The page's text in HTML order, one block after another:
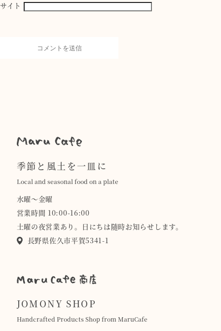
サイト
季節と風土を一皿に
Local and seasonal food on a plate
水曜〜金曜
営業時間 10:00-16:00
土曜の夜営業あり。日にちは随時お知らせします。
長野県佐久市平賀5341-1
JOMONY SHOP
Handcrafted Products Shop from MaruCafe